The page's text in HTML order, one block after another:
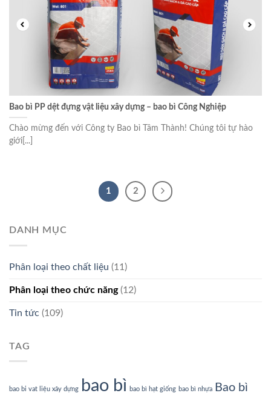
Bao bì PP dệt đựng vật liệu xây dựng – bao bì Công Nghiệp
Chào mừng đến với Công ty Bao bì Tâm Thành! Chúng tôi tự hào
giới[...]
1 2
DANH MỤC
Phân loại theo chất liệu (11)
Phân loại theo chức năng(12)
Tin tức (109)
TAG
bao bi vat liệu xây dựng bao bì bao bì hạt giống bao bì nhựa
Bao bì